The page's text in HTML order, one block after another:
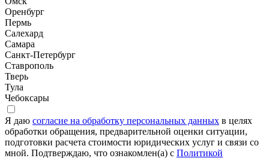
Оренбург
Пермь
Салехард
Самара
Санкт-Петербург
Ставрополь
Тверь
Тула
Чебоксары
Я даю согласие на обработку персональных данных в целях
обработки обращения, предварительной оценки ситуации,
подготовки расчета стоимости юридических услуг и связи со
мной. Подтверждаю, что ознакомлен(а) с Политикой